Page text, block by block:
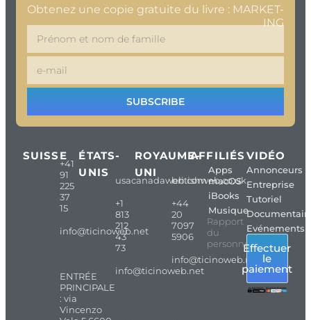
Obtenez une copie gratuite du livre : MARKET-
ING
SUBSCRIBE
SUISSE
+41
91
225
37
15
info@ticinoweb.net
ENTRÉE
PRINCIPALE
: via
Vincenzo
ÉTATS-
UNIS
usacanadaweb.com
+1
813
212
43
73
info@ticinoweb.net
ROYAUME-
UNI
britishweb.co.uk
+44
20
7097
5906
info@ticinoweb.net
AFFILIÉS
Apps
macOS
iBooks
Musique
Rapport
du
personnel
VIDÉO
Annonceurs
Entreprise
Tutoriel
Evénements
Effectuer
le
paiement